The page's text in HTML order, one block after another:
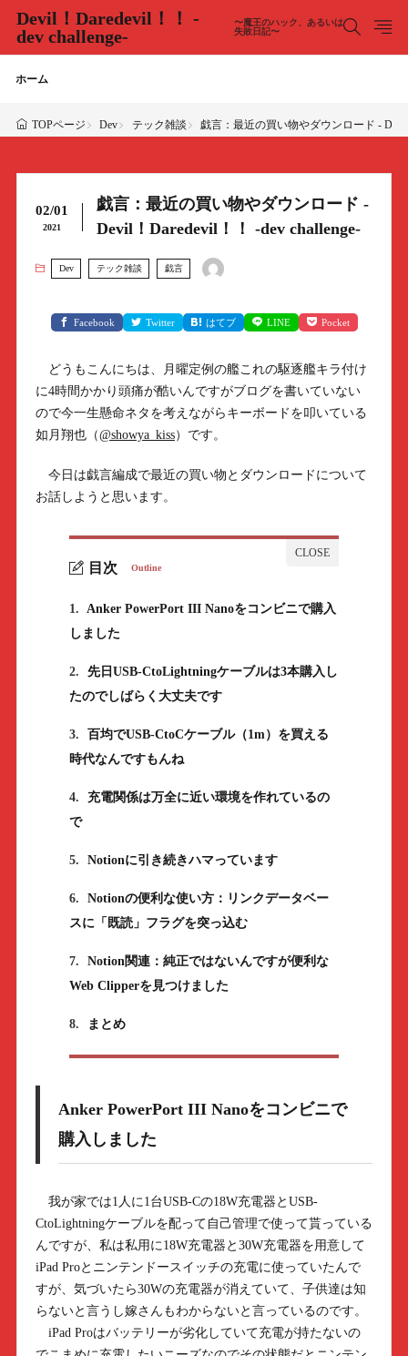
Devil！Daredevil！！ -
dev challenge-
〜魔王のハック、あるいは
失敗日記〜
ホーム
TOPページ Dev テック雑談 戯言：最近の買い物やダウンロード - Devil
02/01
2021
戯言：最近の買い物やダウンロード -
Devil！Daredevil！！ -dev challenge-
Dev テック雑談 戯言
Facebook Twitter はてブ LINE Pocket
どうもこんにちは、月曜定例の艦これの駆逐艦キラ付け
に4時間かかり頭痛が酷いんですがブログを書いていない
ので今一生懸命ネタを考えながらキーボードを叩いている
如月翔也（@showya_kiss）です。
今日は戯言編成で最近の買い物とダウンロードについて
お話しようと思います。
目次 Outline
1. Anker PowerPort III Nanoをコンビニで購入
しました
2.
先日USB-CtoLightningケーブルは3本購入し
たのでしばらく大丈夫です
3.
百均でUSB-CtoCケーブル（1m）を買える
時代なんですもんね
4.
充電関係は万全に近い環境を作れているの
で
5. Notionに引き続きハマっています
6.
Notionの便利な使い方：リンクデータベー
スに「既読」フラグを突っ込む
7.
Notion関連：純正ではないんですが便利な
Web Clipperを見つけました
8. まとめ
Anker PowerPort III Nanoをコンビニで
購入しました
我が家では1人に1台USB-Cの18W充電器とUSB-
CtoLightningケーブルを配って自己管理で使って貰っている
んですが、私は私用に18W充電器と30W充電器を用意して
iPad Proとニンテンドースイッチの充電に使っていたんで
すが、気づいたら30Wの充電器が消えていて、子供達は知
らないと言うし嫁さんもわからないと言っているのです。
iPad Proはバッテリーが劣化していて充電が持たないの